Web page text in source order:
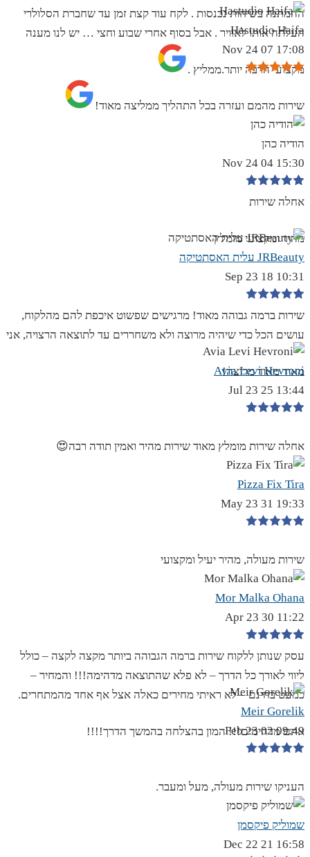
ההמתנה בשיחות נכנסות . לקח עוד קצת זמן עד שחברת הסלולרי
העלתה אותו לאוויר . אבל בסוף אחרי שבוע וחצי … יש לנו מענה
מקצועי הרבה יותר.ממליץ .
Hastudio Haifa
17:08 07 Nov 24
שירות מהמם ועזרה בכל התהליך ממליצה מאוד!
הודיה כהן
15:30 04 Nov 24
אחלה שירות
מהיר ומקצועי מומלץ
JRBeauty עלית האסתטיקה
10:31 18 Sep 23
שירות ברמה גבוהה מאוד! מרגישים שפשוט איכפת להם מהלקוח,
עושים הכל כדי שיהיה מרוצה ולא משחררים עד לתוצאה הרצויה, אני
מאוד מאוד מרוצה!
Avia Levi Hevroni
13:44 25 Jul 23
אחלה שירות מומלץ מאוד שירות מהיר ואמין תודה רבה😍
Pizza Fix Tira
19:33 31 May 23
שירות מעולה, מהיר יעיל ומקצועי
Mor Malka Ohana
11:22 30 Apr 23
עסק שנותן ללקוח שירות ברמה הגבוהה ביותר מקצה לקצה – כולל
ליווי לאורך כל הדרך – לא פלא שהתוצאה מדהימה!!! והמחיר –
כמעט בחינם – לא ראיתי מחירים כאלה אצל אף אחד מהמתחרים.
אתם מדהימים!!! המון בהצלחה בהמשך הדרך!!!!
Meir Gorelik
09:49 02 Feb 23
העניקו שירות מעולה, מעל ומעבר.
שמוליק פיקסמן
16:58 21 Dec 22